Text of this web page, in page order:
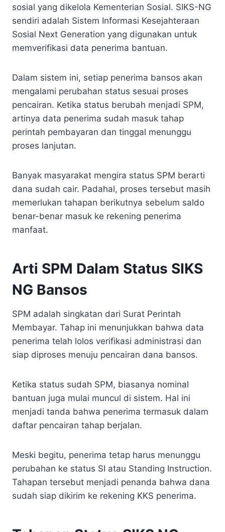
sosial yang dikelola Kementerian Sosial. SIKS-NG
sendiri adalah Sistem Informasi Kesejahteraan
Sosial Next Generation yang digunakan untuk
memverifikasi data penerima bantuan.
Dalam sistem ini, setiap penerima bansos akan
mengalami perubahan status sesuai proses
pencairan. Ketika status berubah menjadi SPM,
artinya data penerima sudah masuk tahap
perintah pembayaran dan tinggal menunggu
proses lanjutan.
Banyak masyarakat mengira status SPM berarti
dana sudah cair. Padahal, proses tersebut masih
memerlukan tahapan berikutnya sebelum saldo
benar-benar masuk ke rekening penerima
manfaat.
Arti SPM Dalam Status SIKS
NG Bansos
SPM adalah singkatan dari Surat Perintah
Membayar. Tahap ini menunjukkan bahwa data
penerima telah lolos verifikasi administrasi dan
siap diproses menuju pencairan dana bansos.
Ketika status sudah SPM, biasanya nominal
bantuan juga mulai muncul di sistem. Hal ini
menjadi tanda bahwa penerima termasuk dalam
daftar pencairan tahap berjalan.
Meski begitu, penerima tetap harus menunggu
perubahan ke status SI atau Standing Instruction.
Tahapan tersebut menjadi penanda bahwa dana
sudah siap dikirim ke rekening KKS penerima.